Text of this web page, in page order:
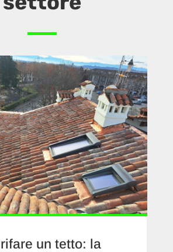
un tetto: la